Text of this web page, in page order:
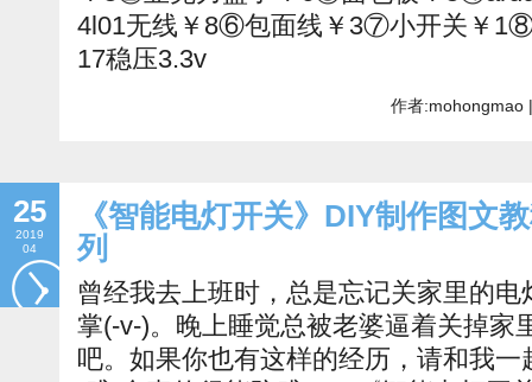
4l01无线￥8⑥包面线￥3⑦小开关￥
17稳压3.3v
作者:mohongmao
25
2019
04
《智能电灯开关》DIY制作图文
列
曾经我去上班时，总是忘记关家里的
掌(-v-)。晚上睡觉总被老婆逼着关掉家
吧。如果你也有这样的经历，请和我